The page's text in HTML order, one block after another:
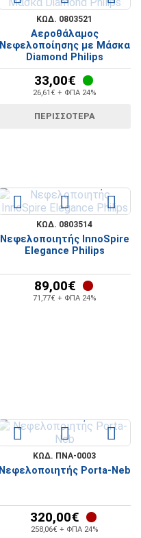
ΚΩΔ. 0803521
Αεροθάλαμος
Νεφελοποίησης με Μάσκα
Diamond Philips
33,00€
26,61€ + ΦΠΑ 24%
ΠΕΡΙΣΣΌΤΕΡΑ
ΚΩΔ. 0803514
Νεφελοποιητής InnoSpire
Elegance Philips
89,00€
71,77€ + ΦΠΑ 24%
ΚΩΔ. ΠΝΑ-0003
Νεφελοποιητής Porta-Neb
320,00€
258,06€ + ΦΠΑ 24%